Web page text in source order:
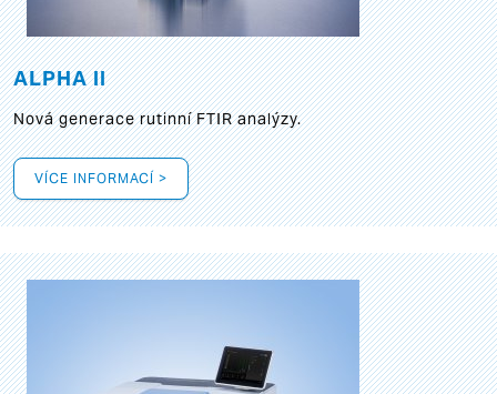
ALPHA II
Nová generace rutinní FTIR analýzy.
VÍCE INFORMACÍ >